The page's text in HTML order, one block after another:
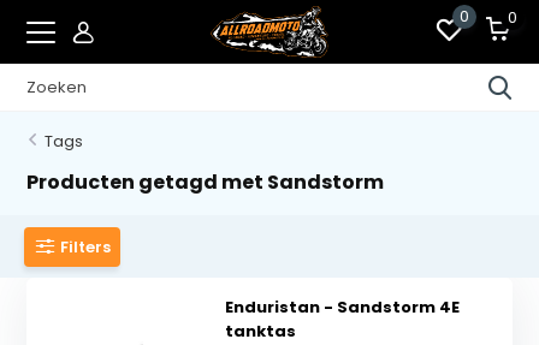
0 0
Tags
Producten getagd met Sandstorm
Filters
Enduristan - Sandstorm 4E
tanktas